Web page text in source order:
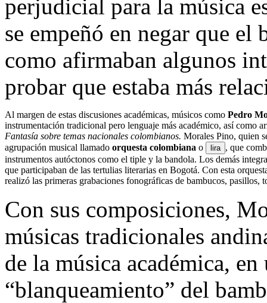
perjudicial para la música
se empeñó en negar que
como afirmaban algunos
probar que estaba más
Al margen de estas discusiones académicas, músicos como Pedro
instrumentación tradicional pero lenguaje más académico, así como
Fantasía sobre temas nacionales colombianos. Morales Pino, quien
agrupación musical llamado orquesta colombiana o lira , que
instrumentos autóctonos como el tiple y la bandola. Los demás
que participaban de las tertulias literarias en Bogotá. Con esta
realizó las primeras grabaciones fonográficas de bambucos, pasillos,
Con sus composiciones,
músicas tradicionales
de la música académica,
“blanqueamiento” del